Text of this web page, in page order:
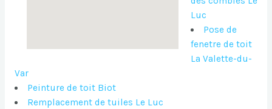
Luc
Pose de
fenetre de toit
La Valette-du-
Var
Peinture de toit Biot
Remplacement de tuiles Le Luc